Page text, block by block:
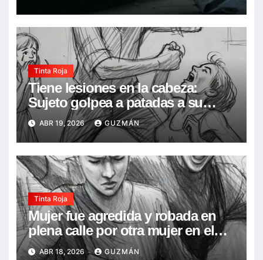
Tinta Roja
Tiene lesiones en la cabeza:
Sujeto golpea a patadas a su
concubina en frente de su hija de
7 años, la acusó de infidelidad
ABR 19, 2026 GUZMÁN
Tinta Roja
Mujer fue agredida y robada en
plena calle por otra mujer en el
Barrio Narciso Campero
ABR 18, 2026 GUZMÁN